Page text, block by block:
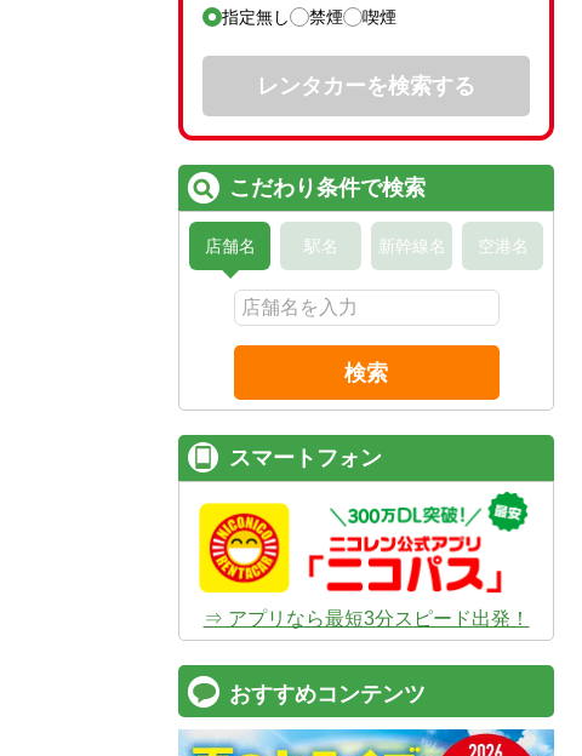
指定無し 禁煙 喫煙
レンタカーを検索する
こだわり条件で検索
店舗名 駅名 新幹線名 空港名
検索
スマートフォン
⇒ アプリなら最短3分スピード出発！
おすすめコンテンツ